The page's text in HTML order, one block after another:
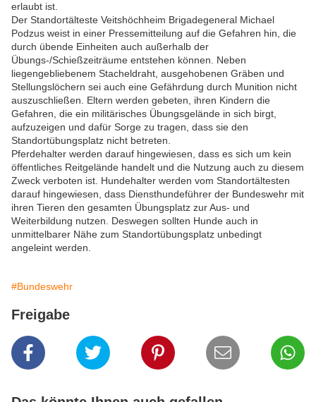
erlaubt ist.
Der Standortälteste Veitshöchheim Brigadegeneral Michael
Podzus weist in einer Pressemitteilung auf die Gefahren hin, die
durch übende Einheiten auch außerhalb der
Übungs-/Schießzeiträume entstehen können. Neben
liegengebliebenem Stacheldraht, ausgehobenen Gräben und
Stellungslöchern sei auch eine Gefährdung durch Munition nicht
auszuschließen. Eltern werden gebeten, ihren Kindern die
Gefahren, die ein militärisches Übungsgelände in sich birgt,
aufzuzeigen und dafür Sorge zu tragen, dass sie den
Standortübungsplatz nicht betreten.
Pferdehalter werden darauf hingewiesen, dass es sich um kein
öffentliches Reitgelände handelt und die Nutzung auch zu diesem
Zweck verboten ist. Hundehalter werden vom Standortältesten
darauf hingewiesen, dass Diensthundeführer der Bundeswehr mit
ihren Tieren den gesamten Übungsplatz zur Aus- und
Weiterbildung nutzen. Deswegen sollten Hunde auch in
unmittelbarer Nähe zum Standortübungsplatz unbedingt
angeleint werden.
#Bundeswehr
Freigabe